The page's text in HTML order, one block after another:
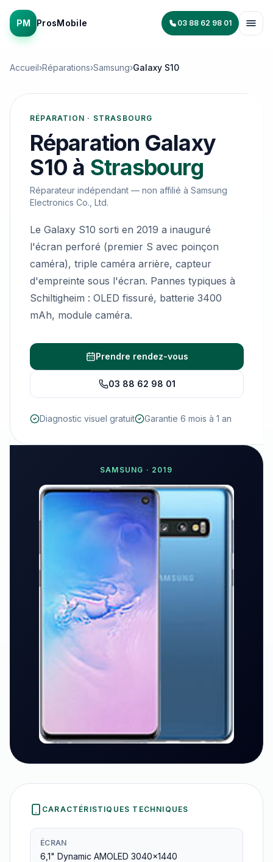
PM ProsMobile 03 88 62 98 01
Accueil›Réparations›Samsung›Galaxy S10
RÉPARATION · STRASBOURG
Réparation Galaxy
S10 à Strasbourg
Réparateur indépendant — non affilié à Samsung
Electronics Co., Ltd.
Le Galaxy S10 sorti en 2019 a inauguré
l'écran perforé (premier S avec poinçon
caméra), triple caméra arrière, capteur
d'empreinte sous l'écran. Pannes typiques à
Schiltigheim : OLED fissuré, batterie 3400
mAh, module caméra.
Prendre rendez-vous
03 88 62 98 01
Diagnostic visuel gratuit Garantie 6 mois à 1 an
SAMSUNG · 2019
CARACTÉRISTIQUES TECHNIQUES
ÉCRAN
6,1" Dynamic AMOLED 3040×1440